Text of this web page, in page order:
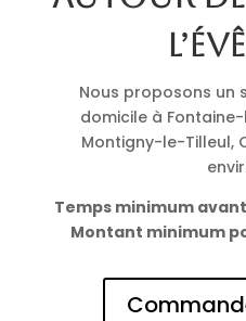
Nous proposons un
domicile à Fontaine-
Montigny-le-Tilleul,
Temps minimum
Montant minimum